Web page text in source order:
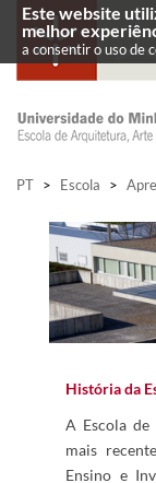
PT > Escola >
História da
A Escola
mais
Ensino e
Este website
melhor
a consentir o uso de